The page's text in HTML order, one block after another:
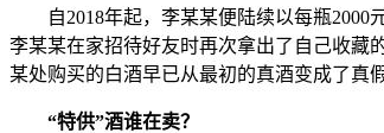
自2018年起，李某某便陆续以每瓶
李某某在家招待好友时再次拿出了自己收藏
某处购买的白酒早已从最初的真酒变成了真
“特供”酒谁在卖？